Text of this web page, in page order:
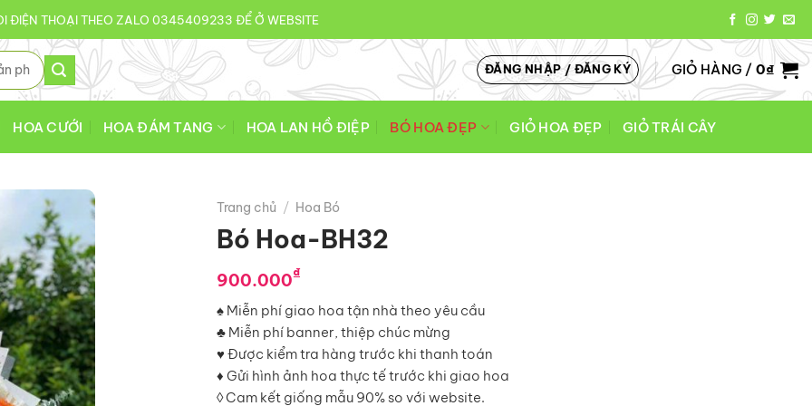
ĐIỆN THOẠI THEO ZALO 0345409233 ĐỂ Ở WEBSITE
ĐĂNG NHẬP / ĐĂNG KÝ GIỎ HÀNG /0₫
HOA CƯỚI HOA ĐÁM TANG HOA LAN HỒ ĐIỆP BÓ HOA ĐẸP GIỎ HOA ĐẸP GIỎ TRÁI CÂY
Trang chủ / Hoa Bó
Bó Hoa-BH32
900.000₫
♠ Miễn phí giao hoa tận nhà theo yêu cầu
♣ Miễn phí banner, thiệp chúc mừng
♥ Được kiểm tra hàng trước khi thanh toán
♦ Gửi hình ảnh hoa thực tế trước khi giao hoa
◊ Cam kết giống mẫu 90% so với website.